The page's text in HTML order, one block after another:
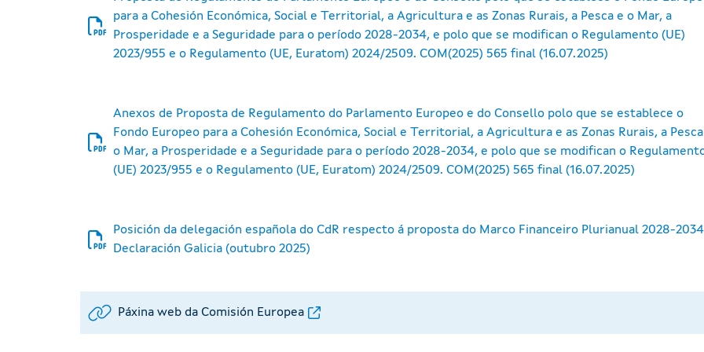
para a Cohesión Económica, Social e Territorial, a Agricultura e as Zonas Rurais, a Pesca e o Mar, a
Prosperidade e a Seguridade para o período 2028-2034, e polo que se modifican o Regulamento (UE)
2023/955 e o Regulamento (UE, Euratom) 2024/2509. COM(2025) 565 final (16.07.2025)
Anexos de Proposta de Regulamento do Parlamento Europeo e do Consello polo que se establece o
Fondo Europeo para a Cohesión Económica, Social e Territorial, a Agricultura e as Zonas Rurais, a
o Mar, a Prosperidade e a Seguridade para o período 2028-2034, e polo que se modifican o
(UE) 2023/955 e o Regulamento (UE, Euratom) 2024/2509. COM(2025) 565 final (16.07.2025)
Posición da delegación española do CdR respecto á proposta do Marco Financeiro Plurianual 2028-
Declaración Galicia (outubro 2025)
Páxina web da Comisión Europea